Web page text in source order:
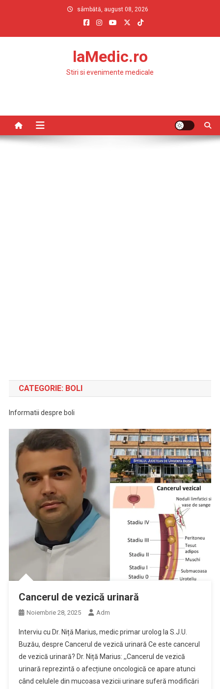
sâmbătă, august 08, 2026
laMedic.ro
Stiri si evenimente medicale
CATEGORIE: BOLI
Informatii despre boli
Cancerul de vezică urinară
Noiembrie 28, 2025 Adm
Interviu cu Dr. Niță Marius, medic primar urolog la S.J.U.
Buzău, despre Cancerul de vezică urinară Ce este cancerul
de vezică urinară? Dr. Niță Marius: ,,Cancerul de vezică
urinară reprezintă o afecțiune oncologică ce apare atunci
când celulele din mucoasa vezicii urinare suferă modificări